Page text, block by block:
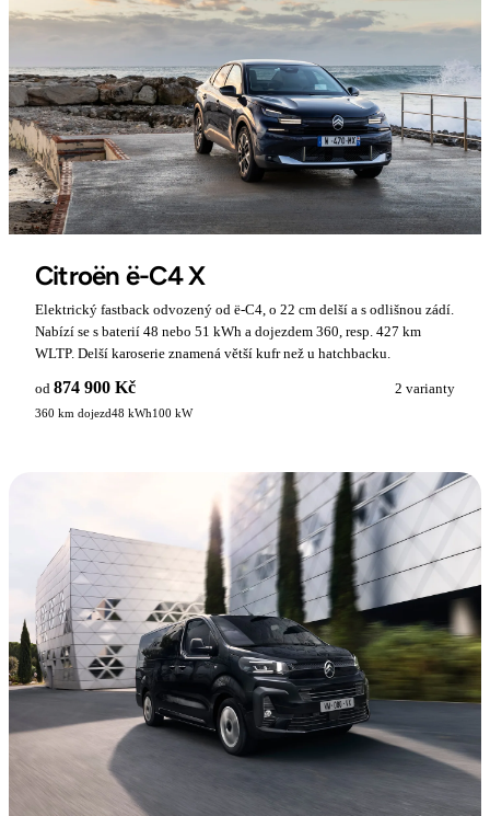
Citroën ë-C4 X
Elektrický fastback odvozený od ë-C4, o 22 cm delší a s odlišnou zádí.
Nabízí se s baterií 48 nebo 51 kWh a dojezdem 360, resp. 427 km
WLTP. Delší karoserie znamená větší kufr než u hatchbacku.
od 874 900 Kč 2 varianty
360 km dojezd48 kWh100 kW